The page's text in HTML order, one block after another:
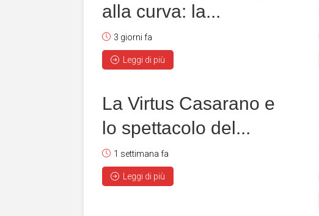
alla curva: la...
3 giorni fa
Leggi di più
La Virtus Casarano e
lo spettacolo del...
1 settimana fa
Leggi di più